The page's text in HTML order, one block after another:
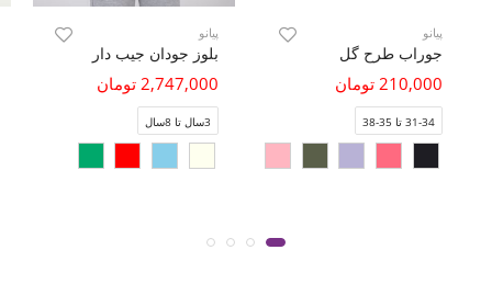
پیانو
جوراب طرح گل
210,000 تومان
31-34 تا 35-38
پیانو
بلوز جودان جیب دار
2,747,000 تومان
3سال تا 8سال